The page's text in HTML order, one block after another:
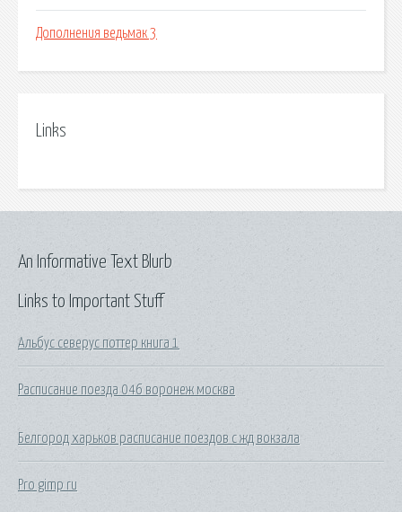
Дополнения ведьмак 3
Links
Links to Important Stuff
Альбус северус поттер книга 1
Расписание поезда 046 воронеж москва
Белгород харьков расписание поездов с жд вокзала
Pro gimp ru
An Informative Text Blurb